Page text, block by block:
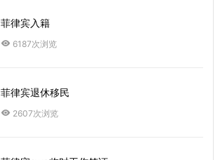
菲律宾入籍
6187次浏览
菲律宾退休移民
2607次浏览